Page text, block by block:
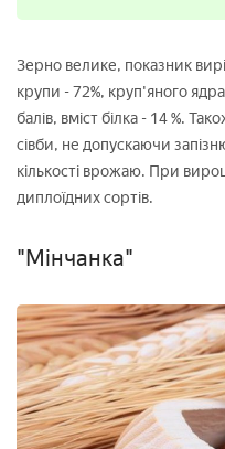
Зерно велике, показник
крупи - 72%, круп'яного
балів, вміст білка - 14 %.
сівби, не допускаючи
кількості врожаю. При
диплоїдних сортів.
"Мінчанка"